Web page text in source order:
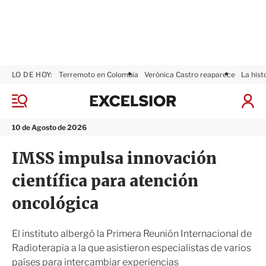
M
n
10 de Agosto de 2026
LO DE HOY: Terremoto en Colombia Verónica Castro reaparece La
I
ó
n
x
i
o
r
IMSS impulsa innovación
científica para atención
oncológica
El instituto albergó la Primera Reunión Internacional de
Radioterapia a la que asistieron especialistas de varios
países para intercambiar experiencias